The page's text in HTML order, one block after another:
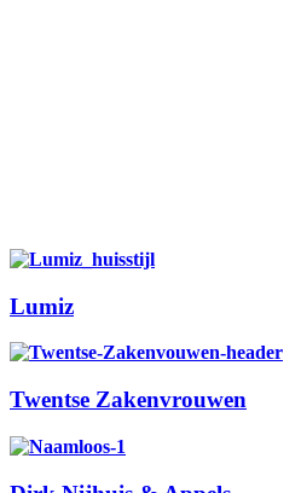
Lumiz
Twentse Zakenvrouwen